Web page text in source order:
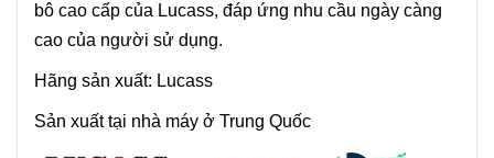
bô cao cấp của Lucass, đáp ứng nhu cầu ngày càng
cao của người sử dụng.
Hãng sản xuất: Lucass
Sản xuất tại nhà máy ở Trung Quốc